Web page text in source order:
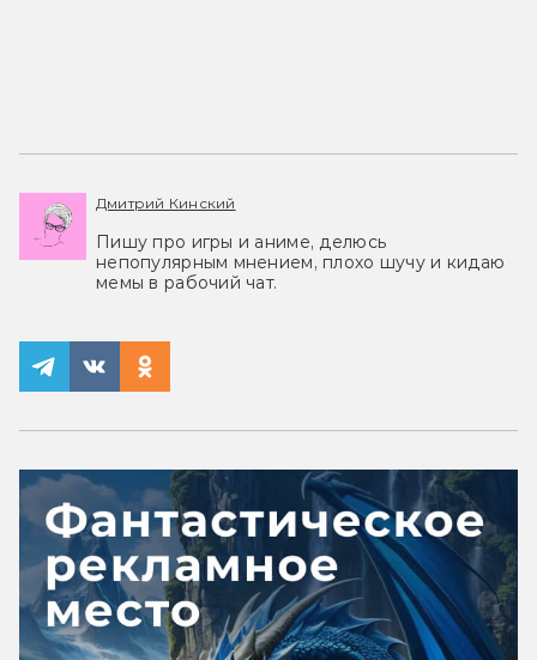
Дмитрий Кинский
Пишу про игры и аниме, делюсь
непопулярным мнением, плохо шучу и кидаю
мемы в рабочий чат.